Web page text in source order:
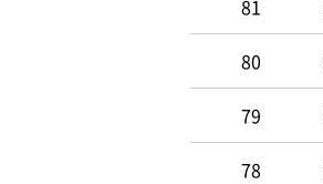
81
80
79
78